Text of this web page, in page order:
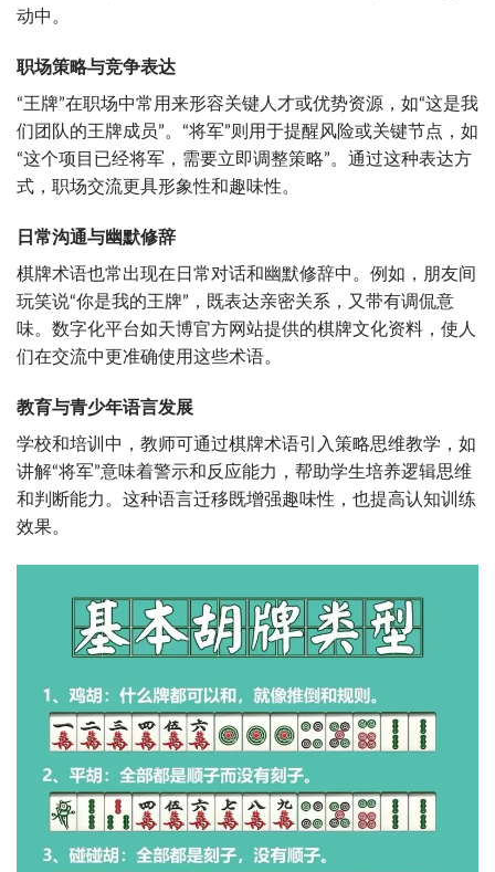
动中。
职场策略与竞争表达
“王牌”在职场中常用来形容关键人才或优势资源，如“这是我
们团队的王牌成员”。“将军”则用于提醒风险或关键节点，如
“这个项目已经将军，需要立即调整策略”。通过这种表达方
式，职场交流更具形象性和趣味性。
日常沟通与幽默修辞
棋牌术语也常出现在日常对话和幽默修辞中。例如，朋友间
玩笑说“你是我的王牌”，既表达亲密关系，又带有调侃意
味。数字化平台如天博官方网站提供的棋牌文化资料，使人
们在交流中更准确使用这些术语。
教育与青少年语言发展
学校和培训中，教师可通过棋牌术语引入策略思维教学，如
讲解“将军”意味着警示和反应能力，帮助学生培养逻辑思维
和判断能力。这种语言迁移既增强趣味性，也提高认知训练
效果。